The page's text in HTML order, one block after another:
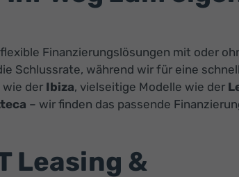
Finanzierungslösungen mit oder
Schlussrate, während wir für eine
wie der Ibiza, vielseitige Modelle wie der
– wir finden das passende
Leasing &